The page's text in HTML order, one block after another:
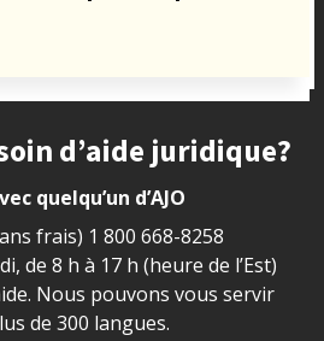
d’aide juridique?
quelqu’un d’AJO
frais) 1 800 668-8258
de 8 h à 17 h (heure de l’Est)
Nous pouvons vous servir
de 300 langues.